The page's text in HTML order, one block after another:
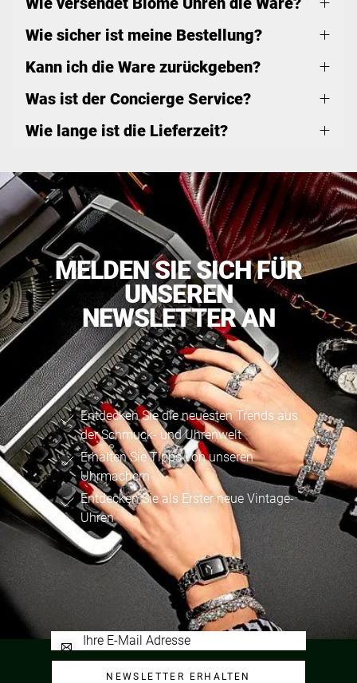
Wie sicher ist meine Bestellung?
Kann ich die Ware zurückgeben?
Was ist der Concierge Service?
Wie lange ist die Lieferzeit?
MELDEN SIE SICH FÜR
UNSEREN
NEWSLETTER AN
Entdecken Sie die neuesten Trends aus
der Schmuck- und Uhrenwelt
Erhalten Sie Tipps von unseren
Uhrmachern
Entdecken Sie als Erster neue Vintage-
Uhren
NEWSLETTER ERHALTEN